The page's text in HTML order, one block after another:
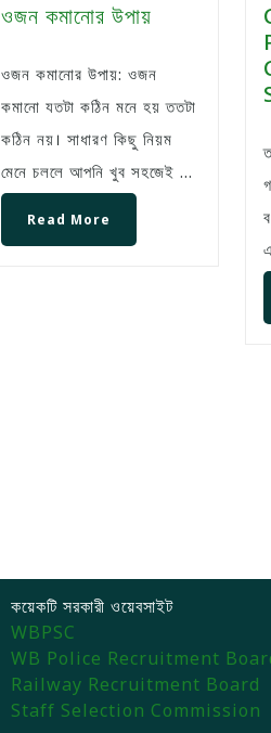
ওজন কমানোর উপায়
ওজন কমানোর উপায়: ওজন
কমানো যতটা কঠিন মনে হয় ততটা
কঠিন নয়। সাধারণ কিছু নিয়ম
মেনে চললে আপনি খুব সহজেই ...
Read More
তরল ও
কয়েকটি সরকারী ওয়েবসাইট
WBPSC
WB Police Recruitment
Railway Recruitment Board
Staff Selection Commission